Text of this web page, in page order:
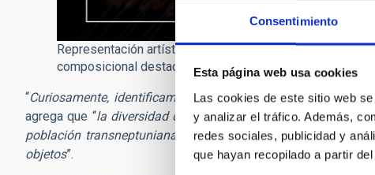
Consentimiento
Esta página web usa cookies
Las cookies de este sitio web
y analizar el tráfico. Además,
redes sociales, publicidad y
que hayan recopilado a partir
Representación artística de la distribución de los
composicional destacando las moléculas dominantes en
“Curiosamente, identificamos una nueva clase de
agrega que “la diversidad detectada en las poblaciones de
población transneptuniana y diferentes etapas evolutivas,
objetos”.